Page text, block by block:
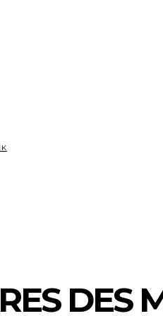
DES